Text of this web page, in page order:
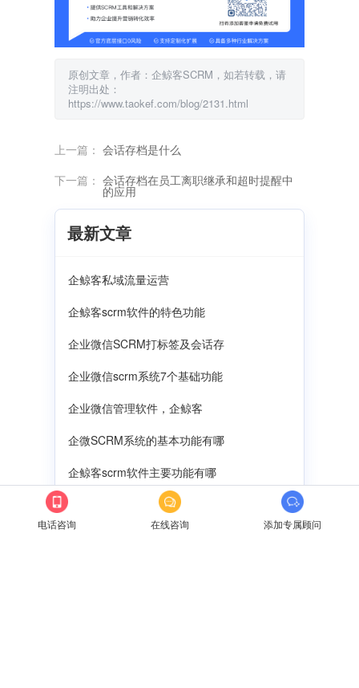
原创文章，作者：企鲸客SCRM，如若转载，请
注明出处：
https://www.taokef.com/blog/2131.html
上一篇： 会话存档是什么
下一篇： 会话存档在员工离职继承和超时提醒中
的应用
最新文章
企鲸客私域流量运营
企鲸客scrm软件的特色功能
企业微信SCRM打标签及会话存
企业微信scrm系统7个基础功能
企业微信管理软件，企鲸客
企微SCRM系统的基本功能有哪
企鲸客scrm软件主要功能有哪
企业微信提供会话存档功能
电话咨询 在线咨询 添加专属顾问